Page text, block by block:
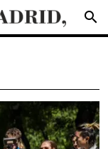
search